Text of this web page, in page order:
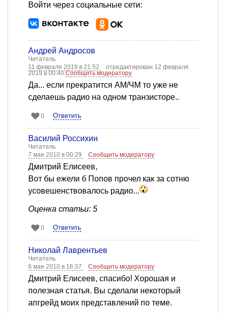
Войти через социальные сети:
Андрей Андросов
Читатель
11 февраля 2019 в 21:52
отредактирован 12 февраля
2019 в 00:40Сообщить модератору
Да... если прекратится АМ/ЧМ то уже не
сделаешь радио на одном транзисторе..
0 Ответить
Василий Россихин
Читатель
7 мая 2010 в 00:29
Сообщить модератору
Дмитрий Елисеев,
Вот бы ежели б Попов прочел как за сотню
усовешенствовалось радио...
Оценка статьи: 5
0 Ответить
Николай Лаврентьев
Читатель
6 мая 2010 в 16:37
Сообщить модератору
Дмитрий Елисеев, спасибо! Хорошая и
полезная статья. Вы сделали некоторый
апгрейд моих представлений по теме.